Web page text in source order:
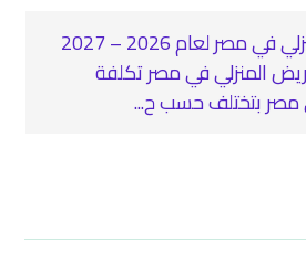
تكلفة التمريض المنزلي في مصر لعام 2026 – 2027
المنزلي في مصر تكلفة
مصر بتختلف حسب ح...